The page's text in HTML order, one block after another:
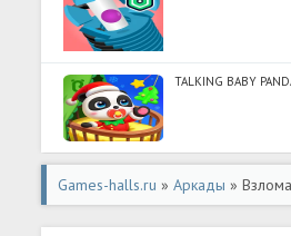
TALKING BABY
Games-halls.ru »Аркады »
Fun Cooking Games (Фуд